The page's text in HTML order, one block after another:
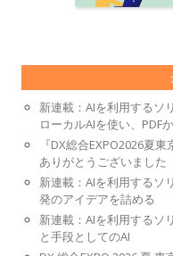
新連載：AIを利用するソ
ローカルAIを使い、PDF
『DX総合EXPO2026夏
ありがとうございました
新連載：AIを利用するソ
発のアイデアを詰める
新連載：AIを利用するソ
と手段としてのAI